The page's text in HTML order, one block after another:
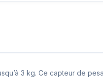
3 kg. Ce capteur de